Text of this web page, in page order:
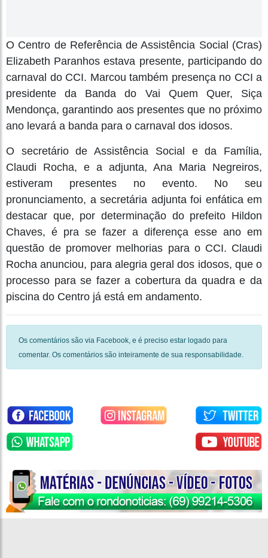
O Centro de Referência de Assistência Social (Cras)
Elizabeth Paranhos estava presente, participando do
carnaval do CCI. Marcou também presença no CCI a
presidente da Banda do Vai Quem Quer, Siça
Mendonça, garantindo aos presentes que no próximo
ano levará a banda para o carnaval dos idosos.
O secretário de Assistência Social e da Família,
Claudi Rocha, e a adjunta, Ana Maria Negreiros,
estiveram presentes no evento. No seu
pronunciamento, a secretária adjunta foi enfática em
destacar que, por determinação do prefeito Hildon
Chaves, é pra se fazer a diferença esse ano em
questão de promover melhorias para o CCI. Claudi
Rocha anunciou, para alegria geral dos idosos, que o
processo para se fazer a cobertura da quadra e da
piscina do Centro já está em andamento.
Os comentários são via Facebook, e é preciso estar logado para
comentar. Os comentários são inteiramente de sua responsabilidade.